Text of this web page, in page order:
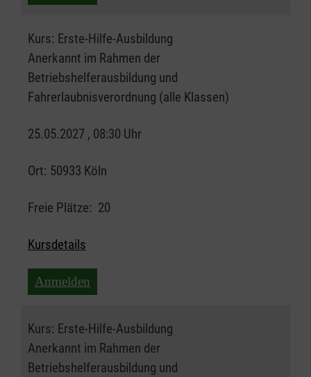
Kurs: Erste-Hilfe-Ausbildung
Anerkannt im Rahmen der
Betriebshelferausbildung und
Fahrerlaubnisverordnung (alle Klassen)
25.05.2027 , 08:30 Uhr
Ort: 50933 Köln
Freie Plätze: 20
Kursdetails
Anmelden
Kurs: Erste-Hilfe-Ausbildung
Anerkannt im Rahmen der
Betriebshelferausbildung und